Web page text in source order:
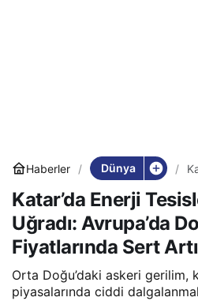
Haberler Dünya
Katar’da Enerji
Uğradı: Avrupa’da
Fiyatlarında Sert
Orta Doğu’daki askeri gerilim,
piyasalarında ciddi